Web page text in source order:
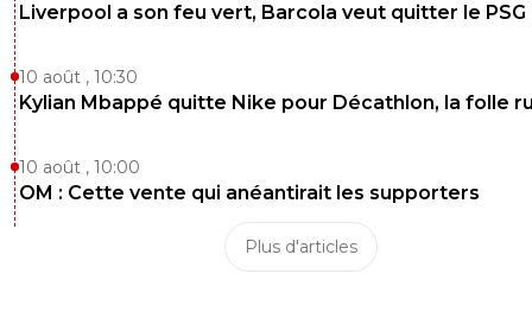
Liverpool a son feu vert, Barcola veut quitter le PSG
10 août , 10:30
Kylian Mbappé quitte Nike pour Décathlon, la folle
10 août , 10:00
OM : Cette vente qui anéantirait les supporters
Plus d'articles